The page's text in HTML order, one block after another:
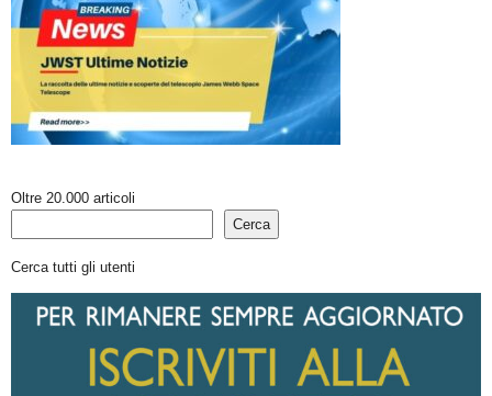
Oltre 20.000 articoli
Cerca
Cerca tutti gli utenti